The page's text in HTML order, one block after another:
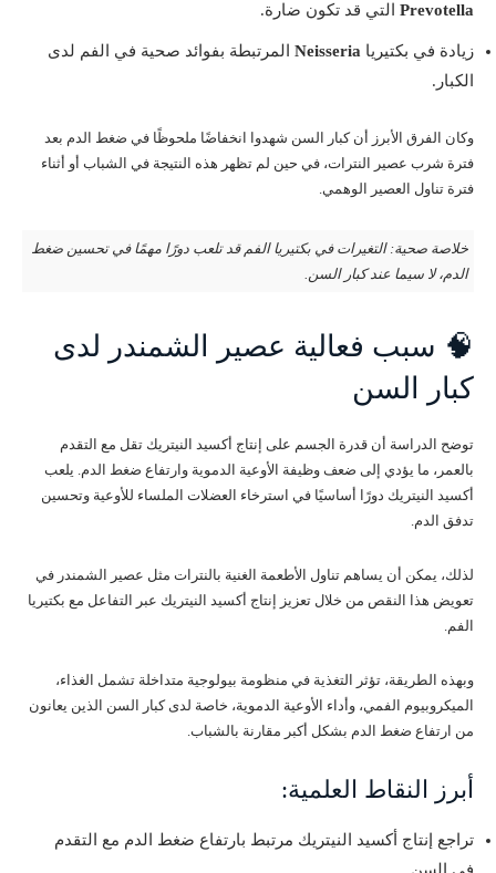
Prevotella التي قد تكون ضارة.
زيادة في بكتيريا Neisseria المرتبطة بفوائد صحية في الفم لدى
الكبار.
وكان الفرق الأبرز أن كبار السن شهدوا انخفاضًا ملحوظًا في ضغط الدم بعد
فترة شرب عصير النترات، في حين لم تظهر هذه النتيجة في الشباب أو أثناء
فترة تناول العصير الوهمي.
خلاصة صحية: التغيرات في بكتيريا الفم قد تلعب دورًا مهمًا في تحسين ضغط
الدم، لا سيما عند كبار السن.
🧠 سبب فعالية عصير الشمندر لدى
كبار السن
توضح الدراسة أن قدرة الجسم على إنتاج أكسيد النيتريك تقل مع التقدم
بالعمر، ما يؤدي إلى ضعف وظيفة الأوعية الدموية وارتفاع ضغط الدم. يلعب
أكسيد النيتريك دورًا أساسيًا في استرخاء العضلات الملساء للأوعية وتحسين
تدفق الدم.
لذلك، يمكن أن يساهم تناول الأطعمة الغنية بالنترات مثل عصير الشمندر في
تعويض هذا النقص من خلال تعزيز إنتاج أكسيد النيتريك عبر التفاعل مع بكتيريا
الفم.
وبهذه الطريقة، تؤثر التغذية في منظومة بيولوجية متداخلة تشمل الغذاء،
الميكروبيوم الفمي، وأداء الأوعية الدموية، خاصة لدى كبار السن الذين يعانون
من ارتفاع ضغط الدم بشكل أكبر مقارنة بالشباب.
أبرز النقاط العلمية:
تراجع إنتاج أكسيد النيتريك مرتبط بارتفاع ضغط الدم مع التقدم